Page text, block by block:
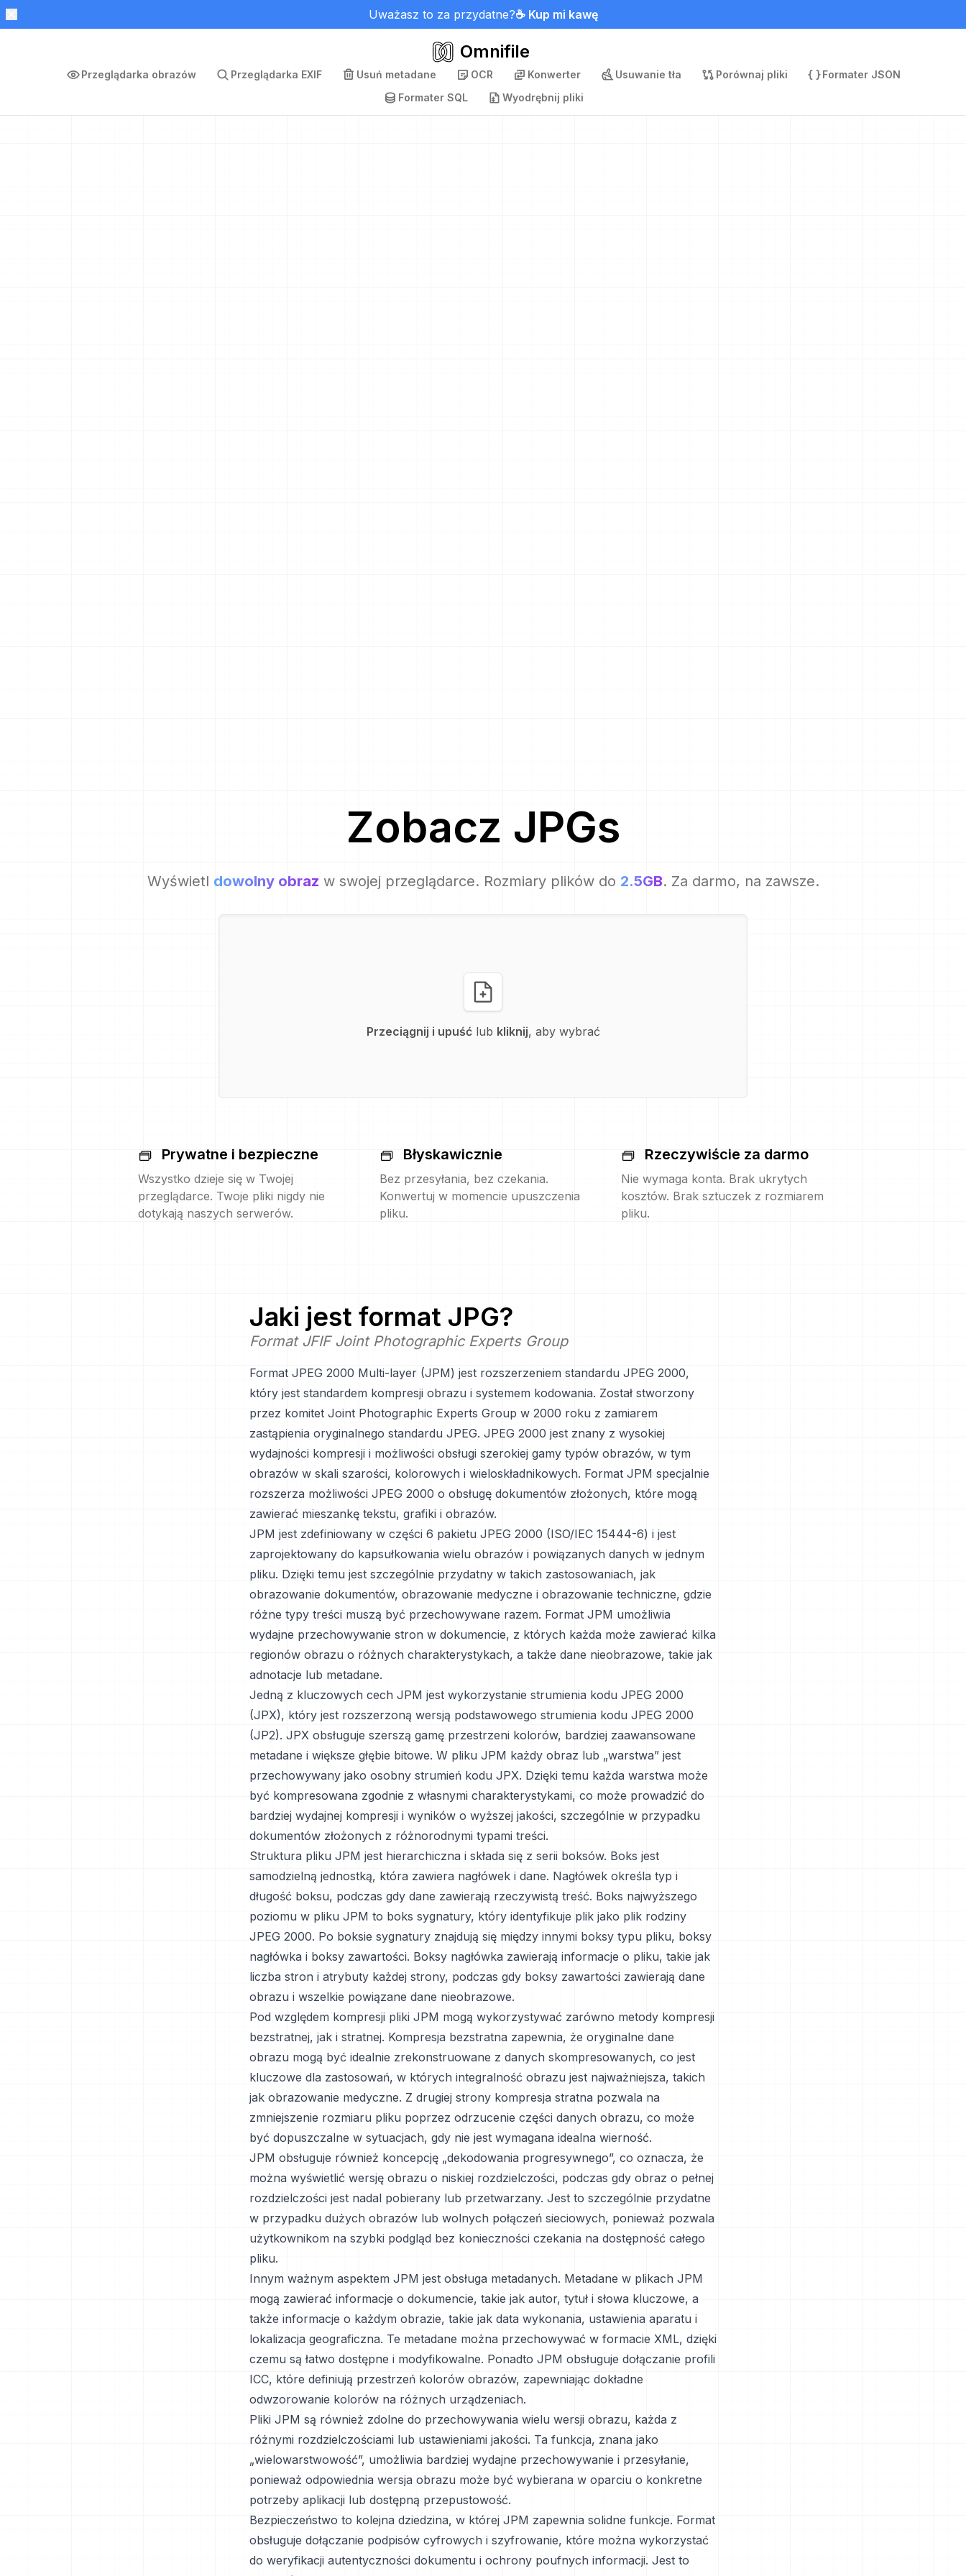
Uważasz to za przydatne?☕ Kup mi kawę
Omnifile
Przeglądarka obrazów Przeglądarka EXIF Usuń metadane OCR Konwerter Usuwanie tła Porównaj pliki
Formater JSON
Formater SQL
Wyodrębnij pliki
Zobacz JPGs
Wyświetl dowolny obraz w swojej przeglądarce. Rozmiary plików do 2.5GB. Za darmo, na zawsze.
Przeciągnij i upuść lub kliknij, aby wybrać
Prywatne i bezpieczne
Wszystko dzieje się w Twojej
przeglądarce. Twoje pliki nigdy nie
dotykają naszych serwerów.
Błyskawicznie
Bez przesyłania, bez czekania.
Konwertuj w momencie upuszczenia
pliku.
Rzeczywiście za darmo
Nie wymaga konta. Brak ukrytych
kosztów. Brak sztuczek z rozmiarem
pliku.
Jaki jest format JPG?
Format JFIF Joint Photographic Experts Group
Format JPEG 2000 Multi-layer (JPM) jest rozszerzeniem standardu JPEG 2000,
który jest standardem kompresji obrazu i systemem kodowania. Został stworzony
przez komitet Joint Photographic Experts Group w 2000 roku z zamiarem
zastąpienia oryginalnego standardu JPEG. JPEG 2000 jest znany z wysokiej
wydajności kompresji i możliwości obsługi szerokiej gamy typów obrazów, w tym
obrazów w skali szarości, kolorowych i wieloskładnikowych. Format JPM specjalnie
rozszerza możliwości JPEG 2000 o obsługę dokumentów złożonych, które mogą
zawierać mieszankę tekstu, grafiki i obrazów.
JPM jest zdefiniowany w części 6 pakietu JPEG 2000 (ISO/IEC 15444-6) i jest
zaprojektowany do kapsułkowania wielu obrazów i powiązanych danych w jednym
pliku. Dzięki temu jest szczególnie przydatny w takich zastosowaniach, jak
obrazowanie dokumentów, obrazowanie medyczne i obrazowanie techniczne, gdzie
różne typy treści muszą być przechowywane razem. Format JPM umożliwia
wydajne przechowywanie stron w dokumencie, z których każda może zawierać kilka
regionów obrazu o różnych charakterystykach, a także dane nieobrazowe, takie jak
adnotacje lub metadane.
Jedną z kluczowych cech JPM jest wykorzystanie strumienia kodu JPEG 2000
(JPX), który jest rozszerzoną wersją podstawowego strumienia kodu JPEG 2000
(JP2). JPX obsługuje szerszą gamę przestrzeni kolorów, bardziej zaawansowane
metadane i większe głębie bitowe. W pliku JPM każdy obraz lub „warstwa” jest
przechowywany jako osobny strumień kodu JPX. Dzięki temu każda warstwa może
być kompresowana zgodnie z własnymi charakterystykami, co może prowadzić do
bardziej wydajnej kompresji i wyników o wyższej jakości, szczególnie w przypadku
dokumentów złożonych z różnorodnymi typami treści.
Struktura pliku JPM jest hierarchiczna i składa się z serii boksów. Boks jest
samodzielną jednostką, która zawiera nagłówek i dane. Nagłówek określa typ i
długość boksu, podczas gdy dane zawierają rzeczywistą treść. Boks najwyższego
poziomu w pliku JPM to boks sygnatury, który identyfikuje plik jako plik rodziny
JPEG 2000. Po boksie sygnatury znajdują się między innymi boksy typu pliku, boksy
nagłówka i boksy zawartości. Boksy nagłówka zawierają informacje o pliku, takie jak
liczba stron i atrybuty każdej strony, podczas gdy boksy zawartości zawierają dane
obrazu i wszelkie powiązane dane nieobrazowe.
Pod względem kompresji pliki JPM mogą wykorzystywać zarówno metody kompresji
bezstratnej, jak i stratnej. Kompresja bezstratna zapewnia, że oryginalne dane
obrazu mogą być idealnie zrekonstruowane z danych skompresowanych, co jest
kluczowe dla zastosowań, w których integralność obrazu jest najważniejsza, takich
jak obrazowanie medyczne. Z drugiej strony kompresja stratna pozwala na
zmniejszenie rozmiaru pliku poprzez odrzucenie części danych obrazu, co może
być dopuszczalne w sytuacjach, gdy nie jest wymagana idealna wierność.
JPM obsługuje również koncepcję „dekodowania progresywnego”, co oznacza, że
można wyświetlić wersję obrazu o niskiej rozdzielczości, podczas gdy obraz o pełnej
rozdzielczości jest nadal pobierany lub przetwarzany. Jest to szczególnie przydatne
w przypadku dużych obrazów lub wolnych połączeń sieciowych, ponieważ pozwala
użytkownikom na szybki podgląd bez konieczności czekania na dostępność całego
pliku.
Innym ważnym aspektem JPM jest obsługa metadanych. Metadane w plikach JPM
mogą zawierać informacje o dokumencie, takie jak autor, tytuł i słowa kluczowe, a
także informacje o każdym obrazie, takie jak data wykonania, ustawienia aparatu i
lokalizacja geograficzna. Te metadane można przechowywać w formacie XML, dzięki
czemu są łatwo dostępne i modyfikowalne. Ponadto JPM obsługuje dołączanie profili
ICC, które definiują przestrzeń kolorów obrazów, zapewniając dokładne
odwzorowanie kolorów na różnych urządzeniach.
Pliki JPM są również zdolne do przechowywania wielu wersji obrazu, każda z
różnymi rozdzielczościami lub ustawieniami jakości. Ta funkcja, znana jako
„wielowarstwowość”, umożliwia bardziej wydajne przechowywanie i przesyłanie,
ponieważ odpowiednia wersja obrazu może być wybierana w oparciu o konkretne
potrzeby aplikacji lub dostępną przepustowość.
Bezpieczeństwo to kolejna dziedzina, w której JPM zapewnia solidne funkcje. Format
obsługuje dołączanie podpisów cyfrowych i szyfrowanie, które można wykorzystać
do weryfikacji autentyczności dokumentu i ochrony poufnych informacji. Jest to